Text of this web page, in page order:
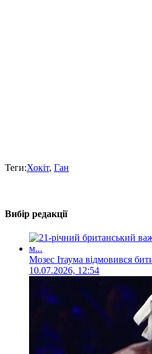
Теги:Хокіт, Ган
Вибір редакції
Мозес Ітаума відмовився
10.07.2026, 12:54